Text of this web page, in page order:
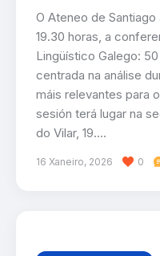
O Ateneo de Santiago
19.30 horas, a
Lingüístico Galego:
centrada na análise
máis relevantes para
sesión terá lugar na
do Vilar, 19.…
16 Xaneiro, 2026 0